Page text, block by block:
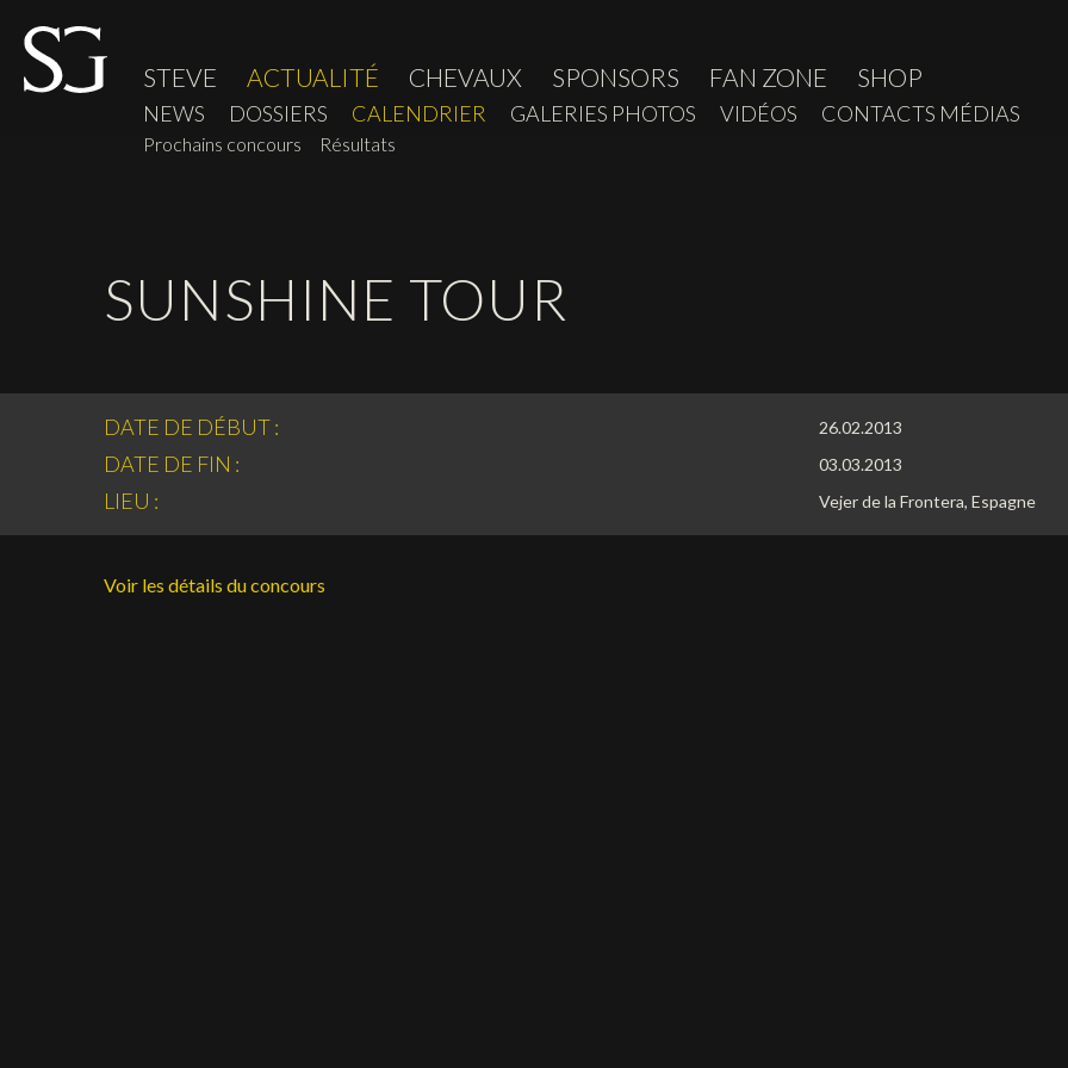
STEVE ACTUALITÉ CHEVAUX SPONSORS FAN ZONE SHOP
NEWS DOSSIERS CALENDRIER
Prochains concours Résultats
GALERIES PHOTOS VIDÉOS CONTACTS MÉDIAS
SUNSHINE TOUR
DATE DE DÉBUT : 26.02.2013
DATE DE FIN : 03.03.2013
LIEU : Vejer de la Frontera, Espagne
Voir les détails du concours